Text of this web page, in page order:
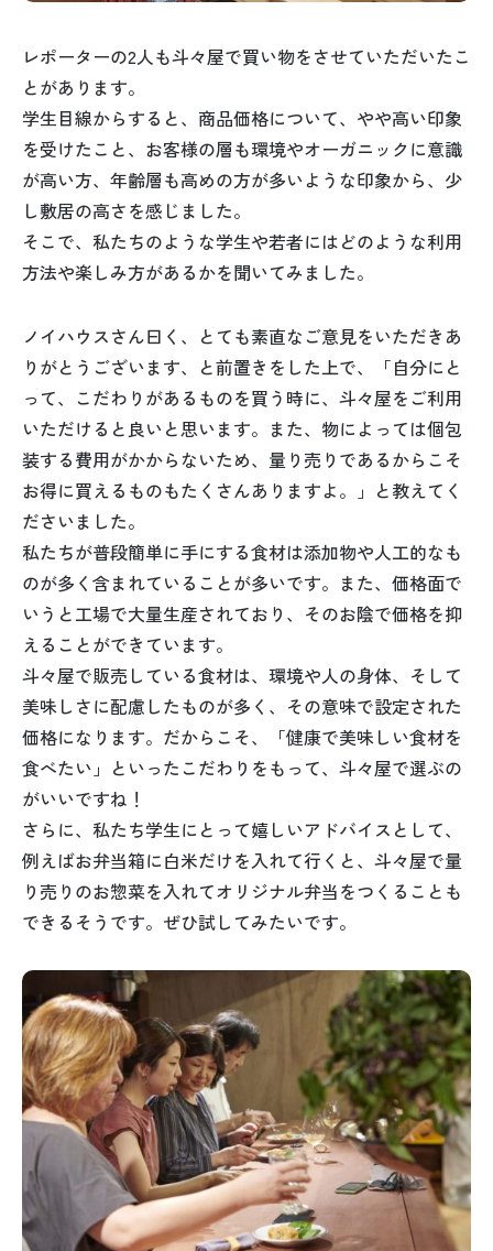
レポーターの2人も斗々屋で買い物をさせていただいたこ
とがあります。
学生目線からすると、商品価格について、やや高い印象
を受けたこと、お客様の層も環境やオーガニックに意識
が高い方、年齢層も高めの方が多いような印象から、少
し敷居の高さを感じました。
そこで、私たちのような学生や若者にはどのような利用
方法や楽しみ方があるかを聞いてみました。
ノイハウスさん曰く、とても素直なご意見をいただきあ
りがとうございます、と前置きをした上で、「自分にと
って、こだわりがあるものを買う時に、斗々屋をご利用
いただけると良いと思います。また、物によっては個包
装する費用がかからないため、量り売りであるからこそ
お得に買えるものもたくさんありますよ。」と教えてく
ださいました。
私たちが普段簡単に手にする食材は添加物や人工的なも
のが多く含まれていることが多いです。また、価格面で
いうと工場で大量生産されており、そのお陰で価格を抑
えることができています。
斗々屋で販売している食材は、環境や人の身体、そして
美味しさに配慮したものが多く、その意味で設定された
価格になります。だからこそ、「健康で美味しい食材を
食べたい」といったこだわりをもって、斗々屋で選ぶの
がいいですね！
さらに、私たち学生にとって嬉しいアドバイスとして、
例えばお弁当箱に白米だけを入れて行くと、斗々屋で量
り売りのお惣菜を入れてオリジナル弁当をつくることも
できるそうです。ぜひ試してみたいです。